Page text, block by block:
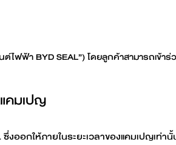
ไฟฟ้า BYD SEAL”) โดยลูกค้าสามารถเ
คมเปญ
ออกให้ภายในระยะเวลาของแคมเปญเท่านั้